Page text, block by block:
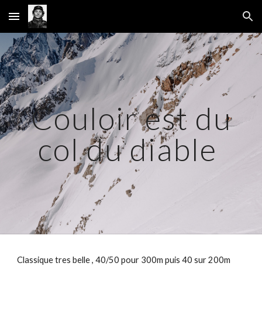
Skip to main content Skip to navigation
Couloir est du
col du diable
Classique tres belle , 40/50 pour 300m puis 40 sur 200m